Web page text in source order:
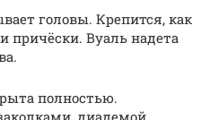
головы. Крепится, как
причёски. Вуаль надета
полностью.
диадемой.